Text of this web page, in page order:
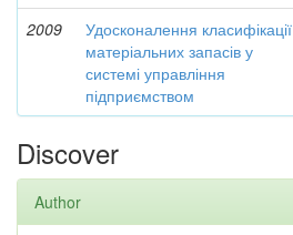
2009
Удосконалення класифікації
матеріальних запасів у
системі управління
підприємством
Discover
Author